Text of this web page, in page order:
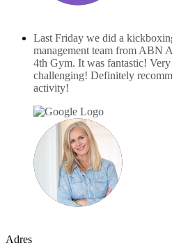
Last Friday we did a
management team from ABN
4th Gym. It was fantastic!
challenging! Definitely
activity!
Adres